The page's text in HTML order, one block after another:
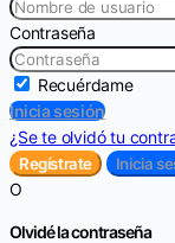
Contraseña
Recuérdame
Inicia sesión
¿Se te olvidó tu
Regístrate Inicia
O
Olvidé la contraseña